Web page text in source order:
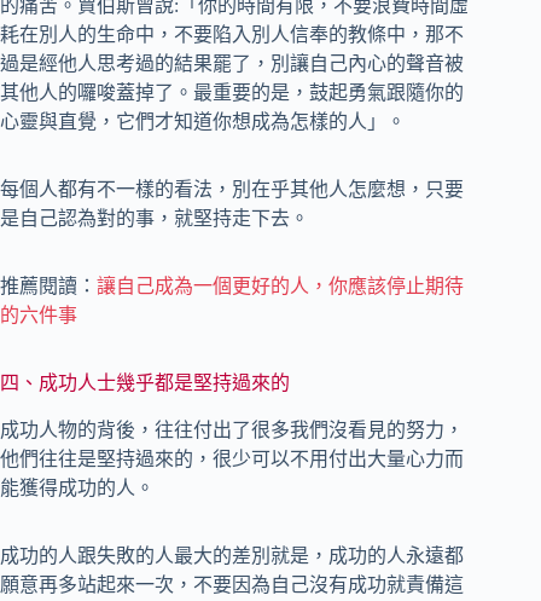
的痛苦。賈伯斯曾說:「你的時間有限，不要浪費時間虛
耗在別人的生命中，不要陷入別人信奉的教條中，那不
過是經他人思考過的結果罷了，別讓自己內心的聲音被
其他人的囉唆蓋掉了。最重要的是，鼓起勇氣跟隨你的
心靈與直覺，它們才知道你想成為怎樣的人」。
每個人都有不一樣的看法，別在乎其他人怎麼想，只要
是自己認為對的事，就堅持走下去。
推薦閱讀： 讓自己成為一個更好的人，你應該停止期待
的六件事
四、成功人士幾乎都是堅持過來的
成功人物的背後，往往付出了很多我們沒看見的努力，
他們往往是堅持過來的，很少可以不用付出大量心力而
能獲得成功的人。
成功的人跟失敗的人最大的差別就是，成功的人永遠都
願意再多站起來一次，不要因為自己沒有成功就責備這